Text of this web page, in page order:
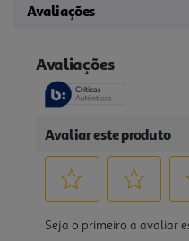
Avaliações